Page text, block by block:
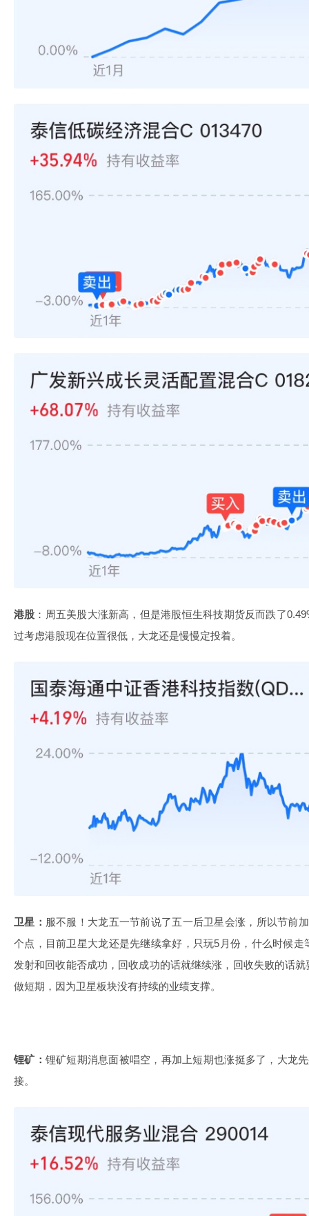
港股 ：周五美股大涨新高，但是港股恒生科技期货反而跌了
过考虑港股现在位置很低，大龙还是慢慢定投着。
卫星： 服不服！大龙五一节前说了五一后卫星会涨，所以节前
个点，目前卫星大龙还是先继续拿好，只玩5月份，什么时候
发射和回收能否成功，回收成功的话就继续涨，回收失败的话
做短期，因为卫星板块没有持续的业绩支撑。
锂矿： 锂矿短期消息面被唱空，再加上短期也涨挺多了，大龙
接。